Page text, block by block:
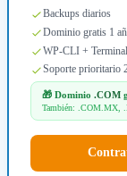
Backups diarios
Dominio gratis 1
WP-CLI + Terminal
Soporte prioritario
🎁 Dominio .COM
También: .COM.MX,